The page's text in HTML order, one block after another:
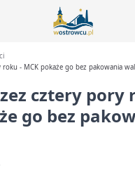
- MCK pokaże go bez pakowania
cztery pory
go bez